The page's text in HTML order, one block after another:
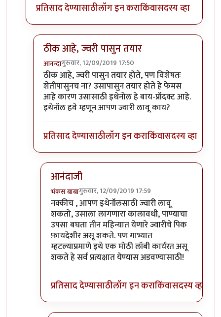
प्रतिसाद देण्यासाठीलॉग इन कराकिंवासदस्य व्हा
ठीक आहे, ज्वरी पासुन तयार
आनन्दागुरुवार, 12/09/2019 17:50
In reply toखरे साहेब,byभंकस बाबा
ठीक आहे, ज्वरी पासुन तयार होते, पण विशेषतः
शेतीपासुनच ना? उसापासुन तयार होते हे फेमस
आहे कारण उसासाठी इथेनोल हे बाय-प्रॉदक्ट आहे.
इथेनॉल हवे म्हणून आपण ज्वारी लावू काय?
प्रतिसाद देण्यासाठीलॉग इन कराकिंवासदस्य व्हा
आनंदाजी
भंकस बाबागुरुवार, 12/09/2019 17:59
In reply toठीक आहे, ज्वरी पासुन तयार
नक्कीच , आपण इथेनॉलसाठी ज्वारी लावू
शकतो, उसाला लागणारा कालावधी, पाण्याचा
उपसा बघता तीन महिन्यात येणारे ज्वारीचे पिक
फ़ायदेशीर असू शकते. पण गाभ्यात
म्हटल्याप्रमाणे इथे एक मोठी लॉबी कार्यरत असू
शकते हे सर्व प्रत्यक्षात येण्यास अडवण्यासाठी!
प्रतिसाद देण्यासाठीलॉग इन कराकिंवासदस्य व्हा